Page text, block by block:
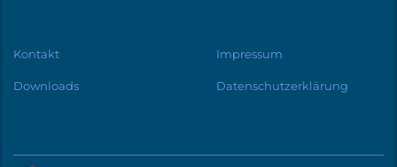
Kontakt Impressum
Downloads Datenschutzerklärung